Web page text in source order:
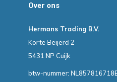
Over ons
Hermans Trading B.V.
Korte Beijerd 2
5431 NP Cuijk
btw-nummer: